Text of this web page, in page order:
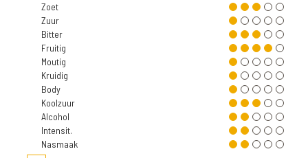
Zoet
Zuur
Bitter
Fruitig
Moutig
Kruidig
Body
Koolzuur
Alcohol
Intensit.
Nasmaak